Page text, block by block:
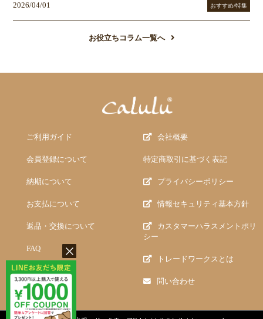
2026/04/01 おすすめ/特集
お役立ちコラム一覧へ
ご利用ガイド
会員登録について
納期について
お支払について
返品・交換について
FAQ
会社概要
特定商取引に基づく表記
プライバシーポリシー
情報セキュリティ基本方針
カスタマーハラスメントポリ
シー
トレードワークスとは
問い合わせ